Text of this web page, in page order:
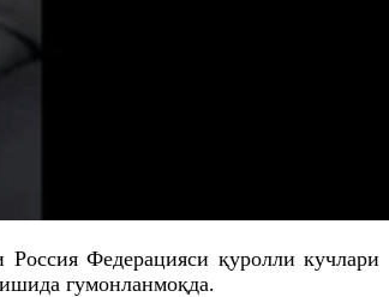
Федерацияси қуролли кучлари
гумонланмоқда.